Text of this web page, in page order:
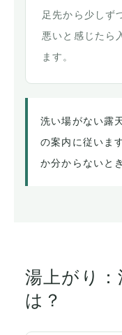
足先から少しず
悪いと感じたら
ます。
洗い場がない露
の案内に従いま
か分からないと
湯上がり
は？